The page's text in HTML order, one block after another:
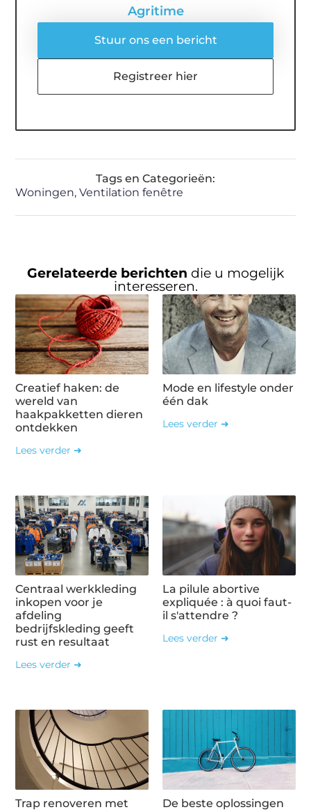
Agritime
Stuur ons een bericht
Registreer hier
Tags en Categorieën:
Woningen,Ventilation fenêtre
Gerelateerde berichten die u mogelijk
interesseren.
Creatief haken: de
wereld van
haakpakketten dieren
ontdekken
Lees verder ➜
Mode en lifestyle onder
één dak
Lees verder ➜
Centraal werkkleding
inkopen voor je
afdeling
bedrijfskleding geeft
rust en resultaat
Lees verder ➜
La pilule abortive
expliquée : à quoi faut-
il s'attendre ?
Lees verder ➜
Trap renoveren met
De beste oplossingen